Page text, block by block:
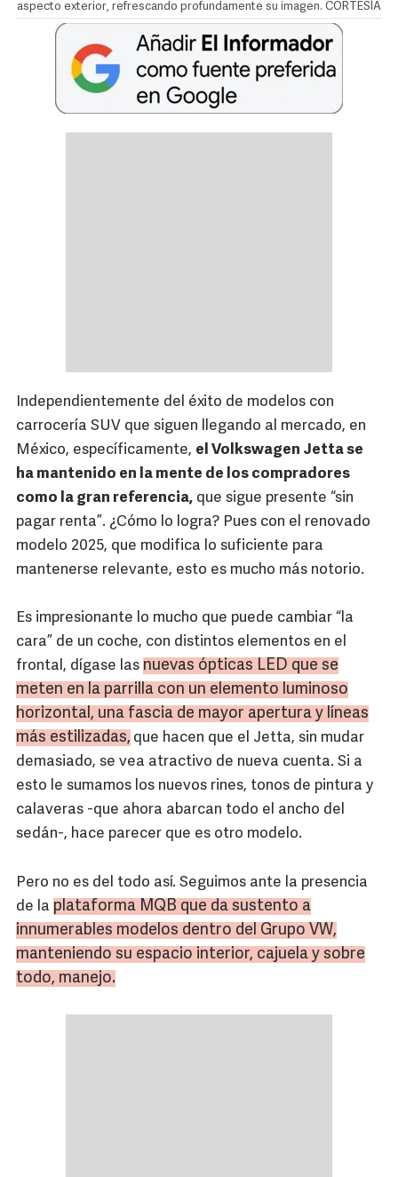
aspecto exterior, refrescando profundamente su imagen. CORTESÍA
Independientemente del éxito de modelos con
carrocería SUV que siguen llegando al mercado, en
México, específicamente, el Volkswagen Jetta se
ha mantenido en la mente de los compradores
como la gran referencia, que sigue presente “sin
pagar renta”. ¿Cómo lo logra? Pues con el renovado
modelo 2025, que modifica lo suficiente para
mantenerse relevante, esto es mucho más notorio.
Es impresionante lo mucho que puede cambiar “la
cara” de un coche, con distintos elementos en el
frontal, dígase las nuevas ópticas LED que se
meten en la parrilla con un elemento luminoso
horizontal, una fascia de mayor apertura y líneas
más estilizadas, que hacen que el Jetta, sin mudar
demasiado, se vea atractivo de nueva cuenta. Si a
esto le sumamos los nuevos rines, tonos de pintura y
calaveras -que ahora abarcan todo el ancho del
sedán-, hace parecer que es otro modelo.
Pero no es del todo así. Seguimos ante la presencia
de la plataforma MQB que da sustento a
innumerables modelos dentro del Grupo VW,
manteniendo su espacio interior, cajuela y sobre
todo, manejo.